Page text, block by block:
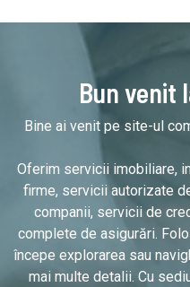
Bun venit
Bine ai venit pe site-ul
Oferim servicii imobiliare,
firme, servicii autorizate
companii, servicii de
complete de asigurări.
începe explorarea sau
mai multe detalii. Cu